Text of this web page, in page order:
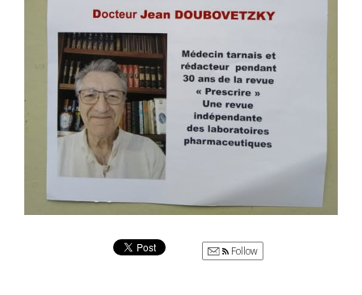
Follow